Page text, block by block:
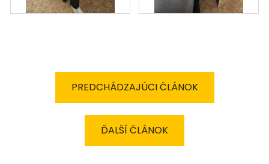
PREDCHÁDZAJÚCI ČLÁNOK
ĎALŠÍ ČLÁNOK